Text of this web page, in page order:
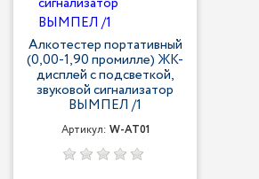
Алкотестер портативный
(0,00-1,90 промилле) ЖК-
дисплей с подсветкой,
звуковой сигнализатор
ВЫМПЕЛ /1
Артикул: W-AT01